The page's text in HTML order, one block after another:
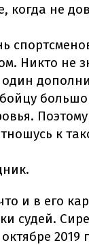
когда не
Никто не
к
и в его
судей.
2019